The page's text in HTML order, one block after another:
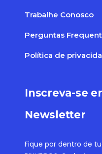
Trabalhe Conosco
Perguntas
Política de
Inscreva-se
Newsletter
Fique por dentro de